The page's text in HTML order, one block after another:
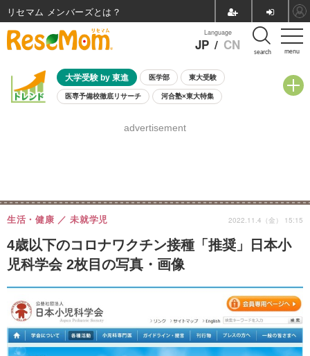
menu
Language
JP / CN search
大学受験 by 東進 医学部 東大受験
医専予備校徹底リサーチ 河合塾×東大特集
8月開催学校説明会・相談会
advertisement
4歳以下のコロナワクチン接種「推奨」日本小
児科学会 2枚目の写真・画像
生活・健康 未就学児 2022.11.4（金） 15:15
リセマム メンバーズ